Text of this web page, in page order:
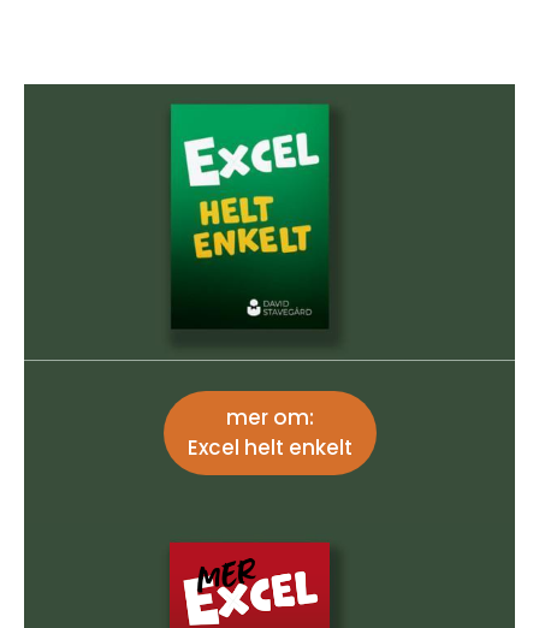
mer om:
Excel helt enkelt